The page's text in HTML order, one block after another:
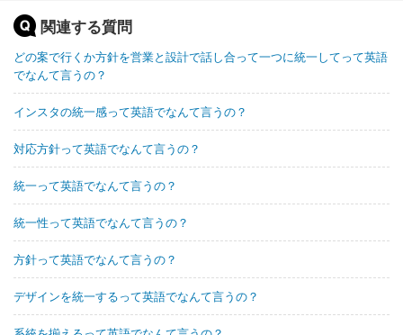
関連する質問
どの案で行くか方針を営業と設計で話し合って一つに統一してって英語
でなんて言うの？
インスタの統一感って英語でなんて言うの？
対応方針って英語でなんて言うの？
統一って英語でなんて言うの？
統一性って英語でなんて言うの？
方針って英語でなんて言うの？
デザインを統一するって英語でなんて言うの？